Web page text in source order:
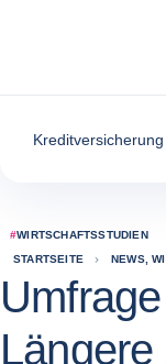
Kreditversicherung
#WIRTSCHAFTSSTUDIEN
STARTSEITE
NEWS,